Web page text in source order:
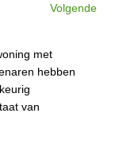
Volgende
met
hebben
van